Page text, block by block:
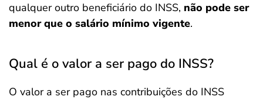
qualquer outro beneficiário do INSS, não pode ser
menor que o salário mínimo vigente.
Qual é o valor a ser pago do INSS?
O valor a ser pago nas contribuições do INSS